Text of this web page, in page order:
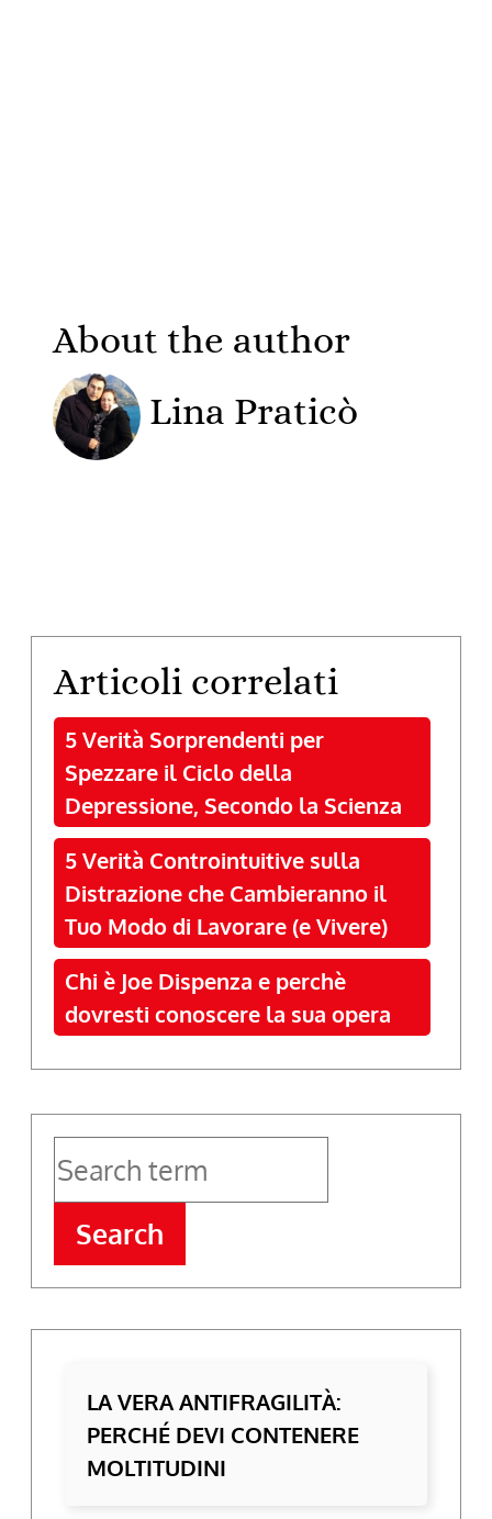
About the author
Lina Praticò
Articoli correlati
5 Verità Sorprendenti per
Spezzare il Ciclo della
Depressione, Secondo la Scienza
5 Verità Controintuitive sulla
Distrazione che Cambieranno il
Tuo Modo di Lavorare (e Vivere)
Chi è Joe Dispenza e perchè
dovresti conoscere la sua opera
Search
LA VERA ANTIFRAGILITÀ:
PERCHÉ DEVI CONTENERE
MOLTITUDINI